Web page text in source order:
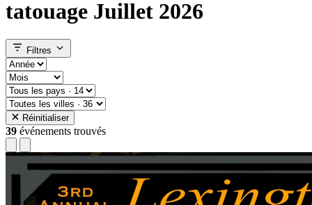
tatouage Juillet 2026
Filtres
Réinitialiser
39 événements trouvés